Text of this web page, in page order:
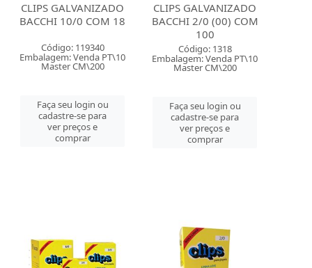
CLIPS GALVANIZADO
BACCHI 10/0 COM 18
Código: 119340
Embalagem: Venda PT\10
Master CM\200
Faça seu login ou
cadastre-se para
ver preços e
comprar
CLIPS GALVANIZADO
BACCHI 2/0 (00) COM
100
Código: 1318
Embalagem: Venda PT\10
Master CM\200
Faça seu login ou
cadastre-se para
ver preços e
comprar